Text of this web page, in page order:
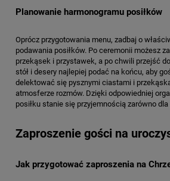
Planowanie harmonogramu posiłków
Oprócz przygotowania menu, zadbaj o
podawania posiłków. Po ceremonii możesz
przekąsek i przystawek, a po chwili przejść
stół i desery najlepiej podać na końcu, aby
delektować się pysznymi ciastami i
atmosferze rozmów. Dzięki odpowiedniej
posiłku stanie się przyjemnością zarówno
Zaproszenie gości na
Jak przygotować zaproszenia na